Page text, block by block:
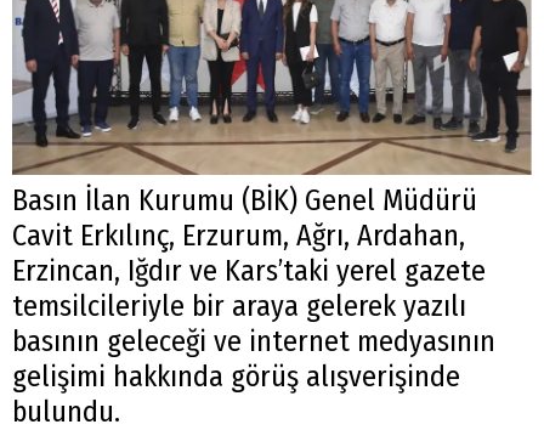
Basın İlan Kurumu (BİK) Genel Müdürü
Cavit Erkılınç, Erzurum, Ağrı, Ardahan,
Erzincan, Iğdır ve Kars’taki yerel gazete
temsilcileriyle bir araya gelerek yazılı
basının geleceği ve internet medyasının
gelişimi hakkında görüş alışverişinde
bulundu.